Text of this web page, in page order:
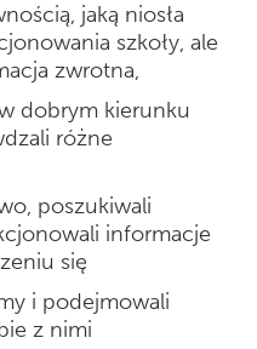
jaką niosła
szkoły, ale
zwrotna,
dobrym kierunku
różne
poszukiwali
informacje
się
i podejmowali
z nimi